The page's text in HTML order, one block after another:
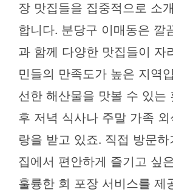
장 맛집들을 집중적으로 소
합니다. 분당구 이매동은 깔
과 함께 다양한 맛집들이 자
민들의 만족도가 높은 지역
선한 해산물을 맛볼 수 있는
후 저녁 식사나 주말 가족
랑을 받고 있죠. 직접 방문
집에서 편안하게 즐기고 싶
훌륭한 회 포장 서비스를 제